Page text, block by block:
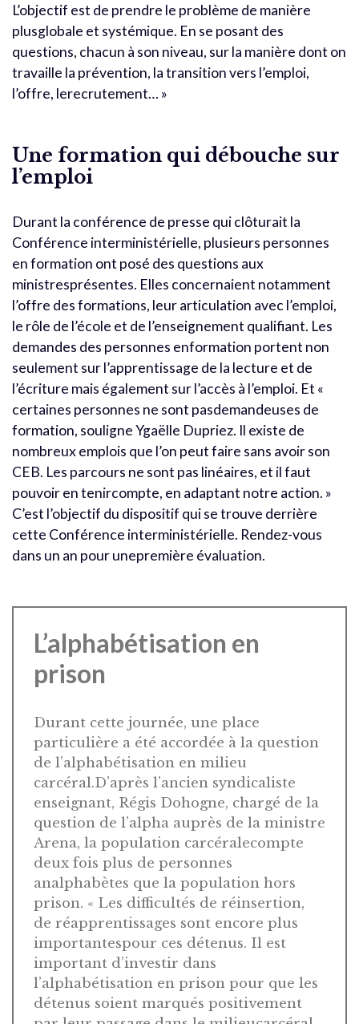
L’objectif est de prendre le problème de manière
plusglobale et systémique. En se posant des
questions, chacun à son niveau, sur la manière dont on
travaille la prévention, la transition vers l’emploi,
l’offre, lerecrutement… »
Une formation qui débouche sur
l’emploi
Durant la conférence de presse qui clôturait la
Conférence interministérielle, plusieurs personnes
en formation ont posé des questions aux
ministresprésentes. Elles concernaient notamment
l’offre des formations, leur articulation avec l’emploi,
le rôle de l’école et de l’enseignement qualifiant. Les
demandes des personnes enformation portent non
seulement sur l’apprentissage de la lecture et de
l’écriture mais également sur l’accès à l’emploi. Et «
certaines personnes ne sont pasdemandeuses de
formation, souligne Ygaëlle Dupriez. Il existe de
nombreux emplois que l’on peut faire sans avoir son
CEB. Les parcours ne sont pas linéaires, et il faut
pouvoir en tenircompte, en adaptant notre action. »
C’est l’objectif du dispositif qui se trouve derrière
cette Conférence interministérielle. Rendez-vous
dans un an pour unepremière évaluation.
L’alphabétisation en
prison
Durant cette journée, une place
particulière a été accordée à la question
de l’alphabétisation en milieu
carcéral.D’après l’ancien syndicaliste
enseignant, Régis Dohogne, chargé de la
question de l’alpha auprès de la ministre
Arena, la population carcéralecompte
deux fois plus de personnes
analphabètes que la population hors
prison. « Les difficultés de réinsertion,
de réapprentissages sont encore plus
importantespour ces détenus. Il est
important d’investir dans
l’alphabétisation en prison pour que les
détenus soient marqués positivement